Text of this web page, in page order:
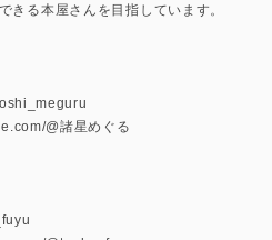
きる本屋さんを目指しています。
@諸星めぐる